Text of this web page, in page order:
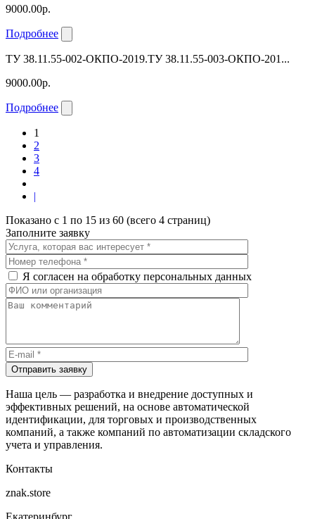
9000.00р.
Подробнее
ТУ 38.11.55-002-ОКПО-2019.ТУ 38.11.55-003-ОКПО-201...
9000.00р.
Подробнее
1
2
3
4
|
Показано с 1 по 15 из 60 (всего 4 страниц)
Заполните заявку
Я согласен на обработку персональных данных
Отправить заявку
Наша цель — разработка и внедрение доступных и
эффективных решений, на основе автоматической
идентификации, для торговых и производственных
компаний, а также компаний по автоматизации складского
учета и управления.
Контакты
znak.store
Екатеринбург